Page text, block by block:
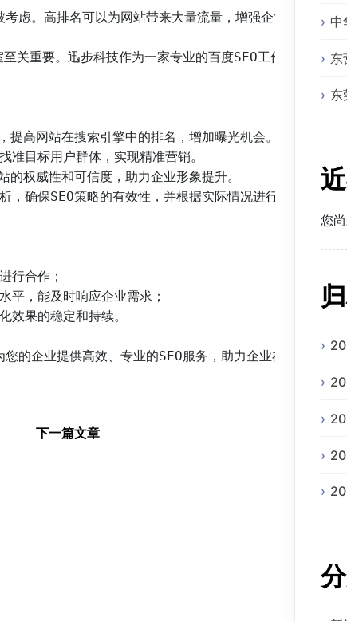
虑。高排名可以为网站带来大量流量，增强企业的品牌
关重要。迅步科技作为一家专业的百度SEO工作室，拥
高网站在搜索引擎中的排名，增加曝光机会。
目标用户群体，实现精准营销。
权威性和可信度，助力企业形象提升。
保SEO策略的有效性，并根据实际情况进行调整。
行合作；
，能及时响应企业需求；
果的稳定和持续。
下一篇文章
中
东
东
您